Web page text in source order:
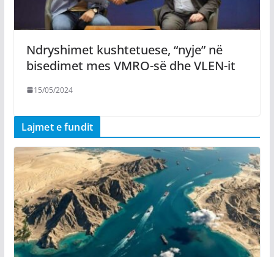
Ndryshimet kushtetuese, “nyje” në
bisedimet mes VMRO-së dhe VLEN-it
15/05/2024
Lajmet e fundit